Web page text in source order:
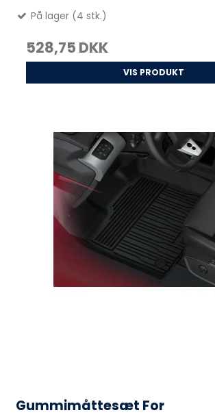
På lager (4 stk.)
528,75 DKK
VIS PRODUKT
Gummimåttesæt For